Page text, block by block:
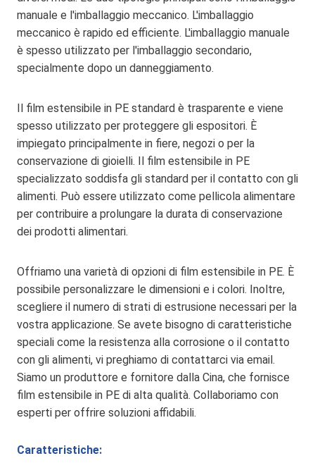
manuale e l'imballaggio meccanico. L'imballaggio
meccanico è rapido ed efficiente. L'imballaggio manuale
è spesso utilizzato per l'imballaggio secondario,
specialmente dopo un danneggiamento.
Il film estensibile in PE standard è trasparente e viene
spesso utilizzato per proteggere gli espositori. È
impiegato principalmente in fiere, negozi o per la
conservazione di gioielli. Il film estensibile in PE
specializzato soddisfa gli standard per il contatto con gli
alimenti. Può essere utilizzato come pellicola alimentare
per contribuire a prolungare la durata di conservazione
dei prodotti alimentari.
Offriamo una varietà di opzioni di film estensibile in PE. È
possibile personalizzare le dimensioni e i colori. Inoltre,
scegliere il numero di strati di estrusione necessari per la
vostra applicazione. Se avete bisogno di caratteristiche
speciali come la resistenza alla corrosione o il contatto
con gli alimenti, vi preghiamo di contattarci via email.
Siamo un produttore e fornitore dalla Cina, che fornisce
film estensibile in PE di alta qualità. Collaboriamo con
esperti per offrire soluzioni affidabili.
Caratteristiche: